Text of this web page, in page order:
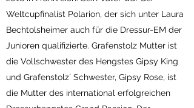
Weltcupfinalist Polarion, der sich unter Laura
Bechtolsheimer auch für die Dressur-EM der
Junioren qualifizierte. Grafenstolz Mutter ist
die Vollschwester des Hengstes Gipsy King
und Grafenstolz´ Schwester, Gipsy Rose, ist
die Mutter des international erfolgreichen